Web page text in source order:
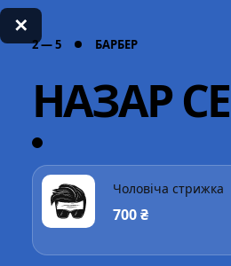
✕
2 — 5 БАРБЕР
НАЗАР
Чоловіча стрижка
700 ₴